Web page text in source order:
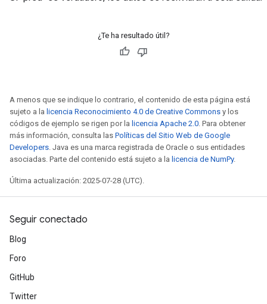
¿Te ha resultado útil?
A menos que se indique lo contrario, el contenido de esta página está
sujeto a la licencia Reconocimiento 4.0 de Creative Commons y los
códigos de ejemplo se rigen por la licencia Apache 2.0. Para obtener
más información, consulta las Políticas del Sitio Web de Google
Developers. Java es una marca registrada de Oracle o sus entidades
asociadas. Parte del contenido está sujeto a la licencia de NumPy.
Última actualización: 2025-07-28 (UTC).
Seguir conectado
Blog
Foro
GitHub
Twitter